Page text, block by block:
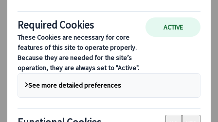
Saisonale Reisetipps
Highlights des Reiseziels
Kulturelle Einblicke
Kulinarische Erlebnisse
Entdecke Japan mit dem Zug
Häufig gestellte Fragen
Wichtige Informationen
Etikette in Japan
Autofahren in Japan
Bei uns buchen
Japan Rail Pass
Unterkunft
Online-Beratung